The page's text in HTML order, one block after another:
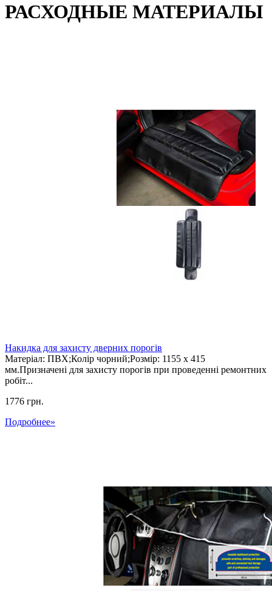
РАСХОДНЫЕ МАТЕРИАЛЫ
Накидка для захисту дверних порогів
Матеріал: ПВХ;Колір чорний;Розмір: 1155 х 415
мм.Призначені для захисту порогів при проведенні ремонтних
робіт...
1776 грн.
Подробнее»